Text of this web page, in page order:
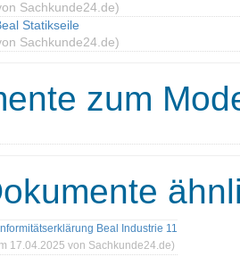
Sachkunde24.de)
Statikseile
Sachkunde24.de)
zum
Beal Industrie 11
17.04.2025 von Sachkunde24.de)